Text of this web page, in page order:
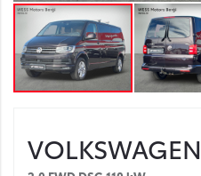
VOLKSWAGEN